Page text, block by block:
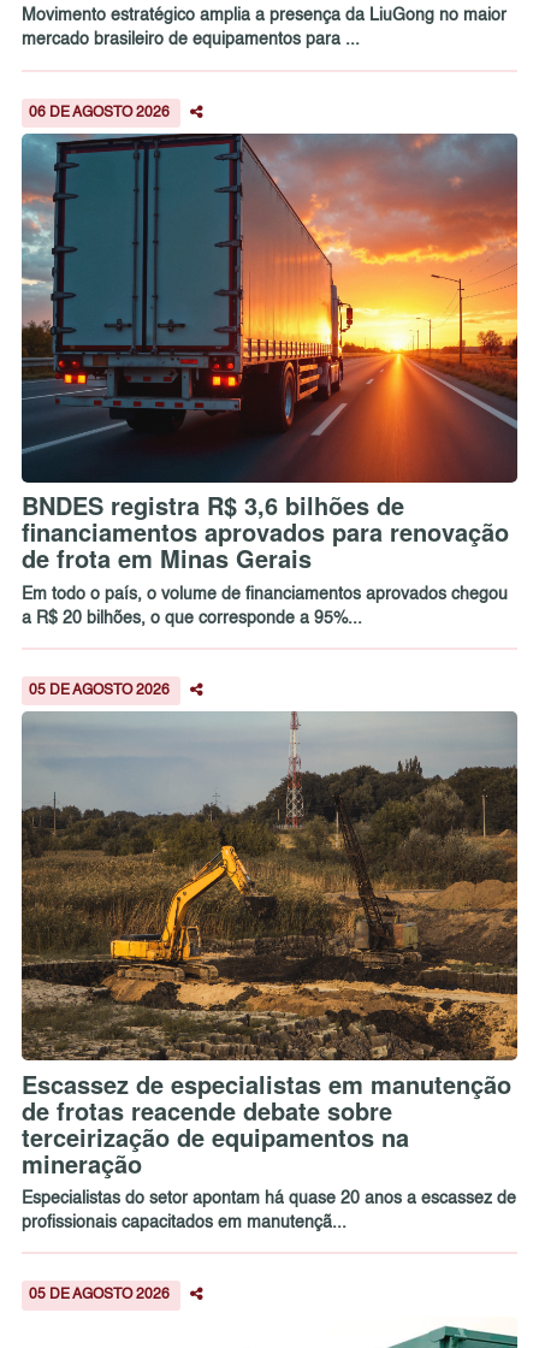
Movimento estratégico amplia a presença da LiuGong no maior
mercado brasileiro de equipamentos para ...
06 DE AGOSTO 2026
BNDES registra R$ 3,6 bilhões de
financiamentos aprovados para renovação
de frota em Minas Gerais
Em todo o país, o volume de financiamentos aprovados chegou
a R$ 20 bilhões, o que corresponde a 95%...
05 DE AGOSTO 2026
Escassez de especialistas em manutenção
de frotas reacende debate sobre
terceirização de equipamentos na
mineração
Especialistas do setor apontam há quase 20 anos a escassez de
profissionais capacitados em manutençã...
05 DE AGOSTO 2026